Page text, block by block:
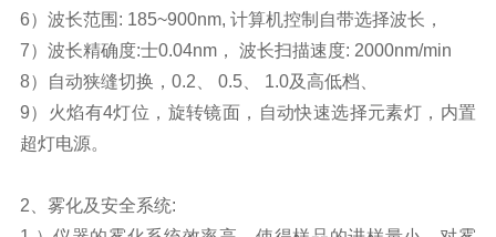
6）波长范围: 185~900nm, 计算机控制自带选择波长，
7）波长精确度:士0.04nm， 波长扫描速度: 2000nm/min
8）自动狭缝切换，0.2、 0.5、 1.0及高低档、
9）火焰有4灯位，旋转镜面，自动快速选择元素灯，内置
超灯电源。
2、雾化及安全系统: